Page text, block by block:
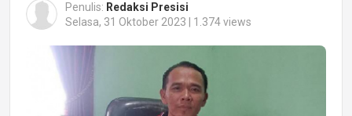
Penulis: Redaksi Presisi
Selasa, 31 Oktober 2023 | 1.374 views